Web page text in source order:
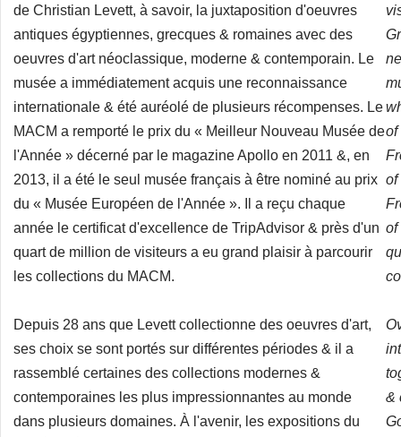
de Christian Levett, à savoir, la juxtaposition d'oeuvres
antiques égyptiennes, grecques & romaines avec des
oeuvres d'art néoclassique, moderne & contemporain. Le
musée a immédiatement acquis une reconnaissance
internationale & été auréolé de plusieurs récompenses. Le
MACM a remporté le prix du « Meilleur Nouveau Musée de
l'Année » décerné par le magazine Apollo en 2011 &, en
2013, il a été le seul musée français à être nominé au prix
du « Musée Européen de l'Année ». Il a reçu chaque
année le certificat d'excellence de TripAdvisor & près d'un
quart de million de visiteurs a eu grand plaisir à parcourir
les collections du MACM.
Depuis 28 ans que Levett collectionne des oeuvres d'art,
ses choix se sont portés sur différentes périodes & il a
rassemblé certaines des collections modernes &
contemporaines les plus impressionnantes au monde
dans plusieurs domaines. À l'avenir, les expositions du
of
of
of
&